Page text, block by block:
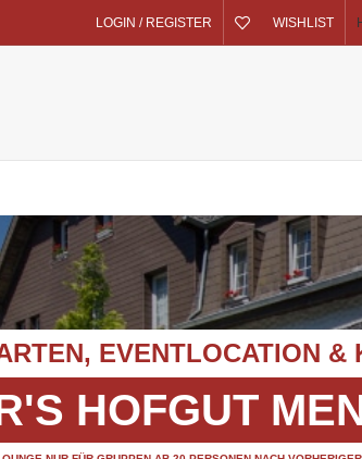
LOGIN / REGISTER WISHLIST
EVENTLOCATION &
HOFGUT